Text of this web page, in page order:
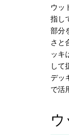
ウッ
指し
部分
さと
ッキ
して
デッ
で活